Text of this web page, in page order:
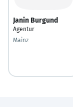
Janin Burgund
Agentur
Mainz